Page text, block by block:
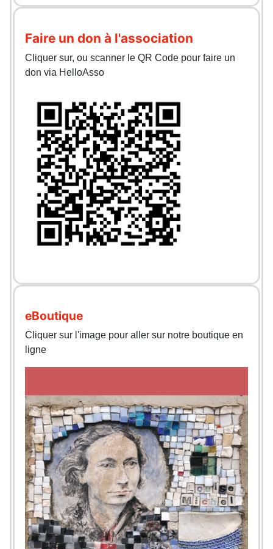
Faire un don à l'association
Cliquer sur, ou scanner le QR Code pour faire un
don via HelloAsso
eBoutique
Cliquer sur l'image pour aller sur notre boutique en
ligne